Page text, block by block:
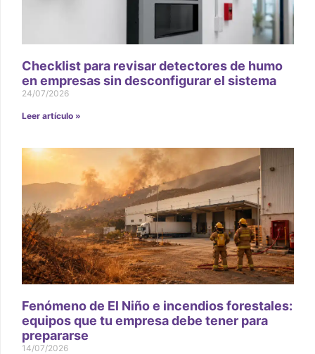
Checklist para revisar detectores de humo
en empresas sin desconfigurar el sistema
24/07/2026
Leer artículo »
Fenómeno de El Niño e incendios forestales:
equipos que tu empresa debe tener para
prepararse
14/07/2026